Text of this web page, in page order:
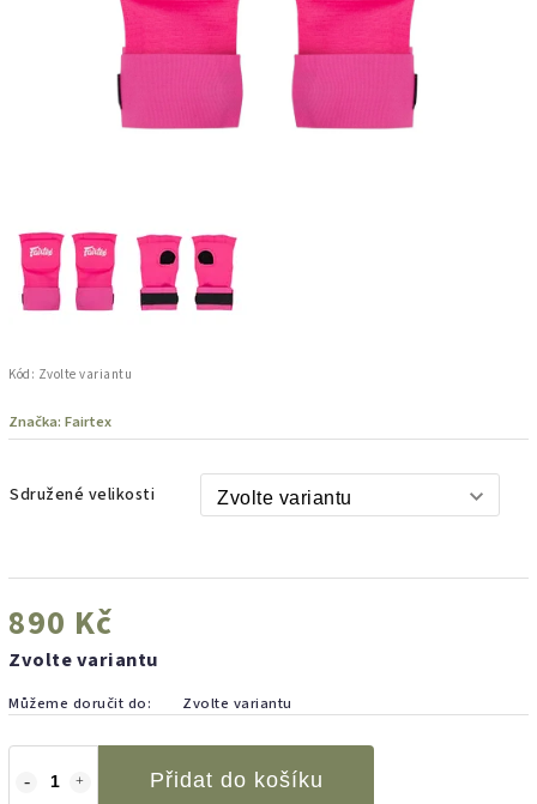
Kód: Zvolte variantu
Značka: Fairtex
Sdružené velikosti
890 Kč
Zvolte variantu
Můžeme doručit do: Zvolte variantu
Přidat do košíku